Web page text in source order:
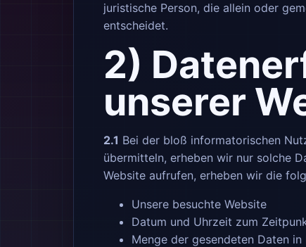
juristische Person, die allein oder
entscheidet.
2)
unserer
2.1 Bei der bloß informatorischen
übermitteln, erheben wir nur solche
Website aufrufen, erheben wir die
Unsere besuchte Website
Datum und Uhrzeit zum
Menge der gesendeten Daten in